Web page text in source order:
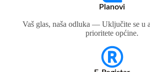
Planovi
Vaš glas, naša odluka — Uključite se u
prioritete općine.